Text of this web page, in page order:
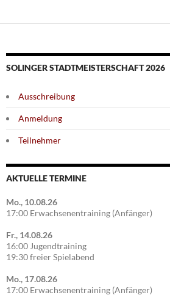
SOLINGER STADTMEISTERSCHAFT 2026
Ausschreibung
Anmeldung
Teilnehmer
AKTUELLE TERMINE
Mo., 10.08.26
17:00 Erwachsenentraining (Anfänger)
Fr., 14.08.26
16:00 Jugendtraining
19:30 freier Spielabend
Mo., 17.08.26
17:00 Erwachsenentraining (Anfänger)